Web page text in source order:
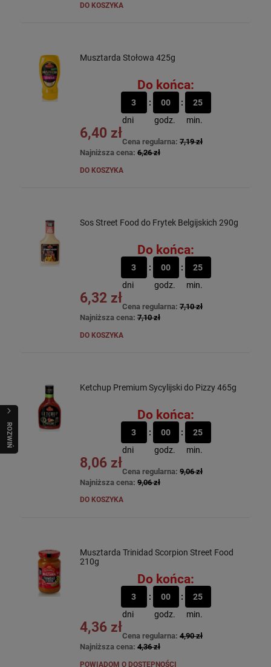
R
O
Z
W
I
Ń
O
B
I
DO KOSZYKA
Musztarda Stołowa 425g
Do końca:
3
dni
00
godz.
25
min.
6,40 zł
Cena regularna: 7,19 zł
Najniższa cena: 6,26 zł
DO KOSZYKA
Sos Street Food do Frytek Belgijskich 290g
Do końca:
3
dni
00
godz.
25
min.
6,32 zł
Cena regularna: 7,10 zł
Najniższa cena: 7,10 zł
DO KOSZYKA
Ketchup Premium Sycylijski do Pizzy 465g
Do końca:
3
dni
00
godz.
25
min.
8,06 zł
Cena regularna: 9,06 zł
Najniższa cena: 9,06 zł
DO KOSZYKA
Musztarda Trinidad Scorpion Street Food
210g
Do końca:
3
dni
00
godz.
25
min.
4,36 zł
Cena regularna: 4,90 zł
Najniższa cena: 4,36 zł
POWIADOM O DOSTĘPNOŚCI